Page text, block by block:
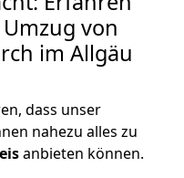
von
im Allgäu
dass unser
nahezu alles zu
anbieten können.